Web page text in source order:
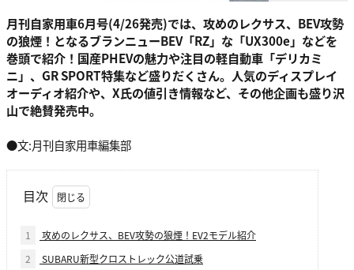
月刊自家用車6月号(4/26発売)では、攻めのレクサス、BEV攻勢
の狼煙！となるブランニューBEV「RZ」な「UX300e」などを
巻頭で紹介！国産PHEVの魅力や注目の軽自動車「デリカミ
ニ」、GR SPORT特集など盛りだくさん。人気のディスプレイ
オーディオ紹介や、X氏の値引き情報など、その他企画も盛り沢
山で絶賛発売中。
●文:月刊自家用車編集部
目次
1
攻めのレクサス、BEV攻勢の狼煙！EV2モデル紹介
2
SUBARU新型クロストレック公道試乗